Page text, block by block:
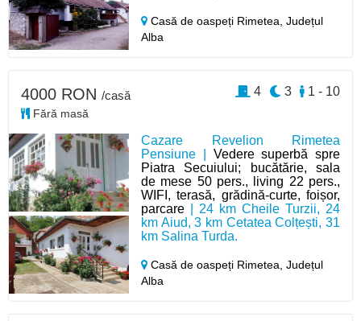
Casă de oaspeți Rimetea,Județul
Alba
Cazare Revelion Rimetea
Pensiune | Vedere superbă spre
Piatra Secuiului; bucătărie, sala
de mese 50 pers., living 22 pers.,
WIFI, terasă, grădină-curte, foișor,
parcare | 24 km Cheile Turzii, 24
km Aiud, 3 km Cetatea Colțești, 31
km Salina Turda.
Casă de oaspeți Rimetea,Județul
Alba
4000 RON /casă
Fără masă
1 - 10
3
4